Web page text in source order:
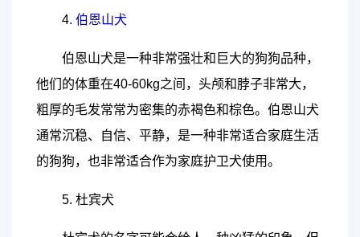
4. 伯恩山犬
伯恩山犬是一种非常强壮和巨大的狗狗品种，
他们的体重在40-60kg之间，头颅和脖子非常大，
粗厚的毛发常常为密集的赤褐色和棕色。伯恩山犬
通常沉稳、自信、平静，是一种非常适合家庭生活
的狗狗，也非常适合作为家庭护卫犬使用。
5. 杜宾犬